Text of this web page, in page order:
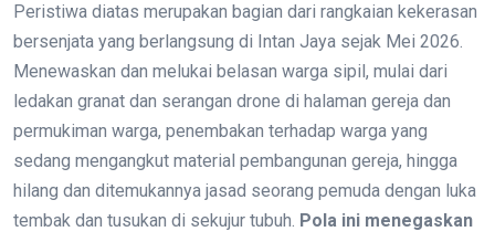
Peristiwa diatas merupakan bagian dari rangkaian kekerasan
bersenjata yang berlangsung di Intan Jaya sejak Mei 2026.
Menewaskan dan melukai belasan warga sipil, mulai dari
ledakan granat dan serangan drone di halaman gereja dan
permukiman warga, penembakan terhadap warga yang
sedang mengangkut material pembangunan gereja, hingga
hilang dan ditemukannya jasad seorang pemuda dengan luka
tembak dan tusukan di sekujur tubuh. Pola ini menegaskan